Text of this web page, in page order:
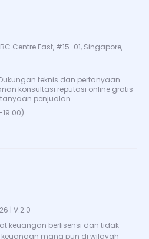
Centre East, #15-01, Singapore,
teknis dan pertanyaan
konsultasi reputasi online gratis
penjualan
| V.2.0
keuangan berlisensi dan tidak
mana pun di wilayah